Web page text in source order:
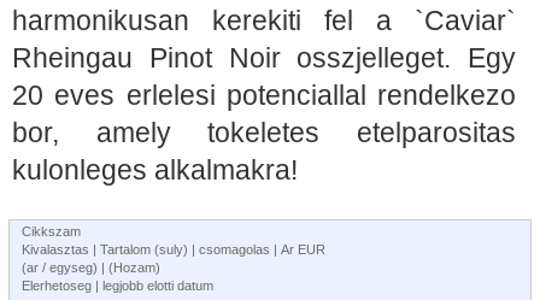
harmonikusan kerekiti fel a `Caviar`
Rheingau Pinot Noir osszjelleget. Egy
20 eves erlelesi potenciallal rendelkezo
bor, amely tokeletes etelparositas
kulonleges alkalmakra!
Cikkszam
Kivalasztas | Tartalom (suly) | csomagolas | Ar EUR
(ar / egyseg) | (Hozam)
Elerhetoseg | legjobb elotti datum